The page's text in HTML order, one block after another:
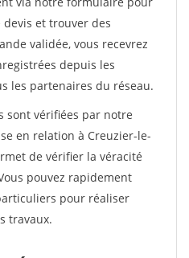
et trouver des
validée, vous recevrez
depuis les
les partenaires du réseau.
sont vérifiées par notre
en relation à Creuzier-le-
de vérifier la véracité
pouvez rapidement
pour réaliser
travaux.